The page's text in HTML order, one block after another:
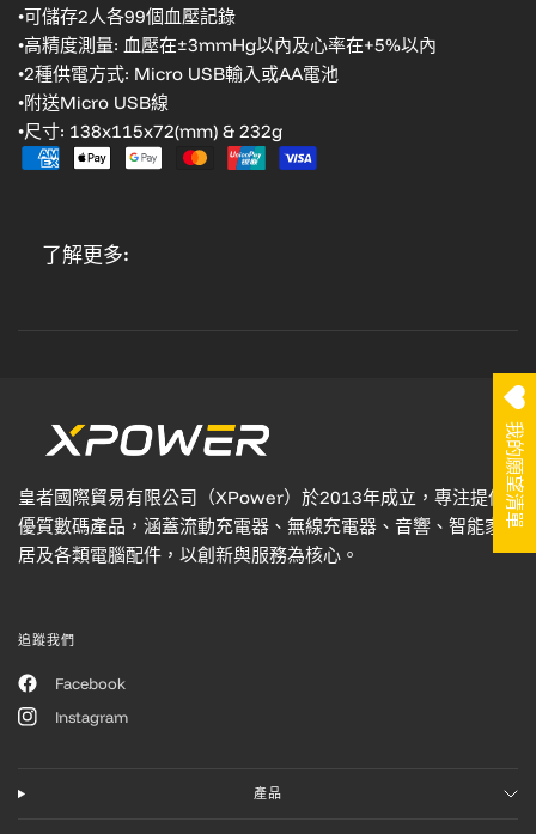
•可儲存2人各99個血壓記錄
•高精度測量: 血壓在±3mmHg以內及心率在+5%以內
•2種供電方式: Micro USB輸入或AA電池
•附送Micro USB線
•尺寸: 138x115x72(mm) & 232g
了解更多:
皇者國際貿易有限公司（XPower）於2013年成立，專注提供
優質數碼產品，涵蓋流動充電器、無線充電器、音響、智能家
居及各類電腦配件，以創新與服務為核心。
追蹤我們
Facebook
Instagram
產品
我的願望清單